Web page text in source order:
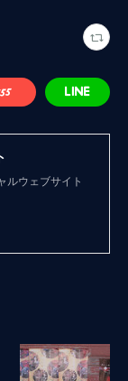
ルウェブサイト